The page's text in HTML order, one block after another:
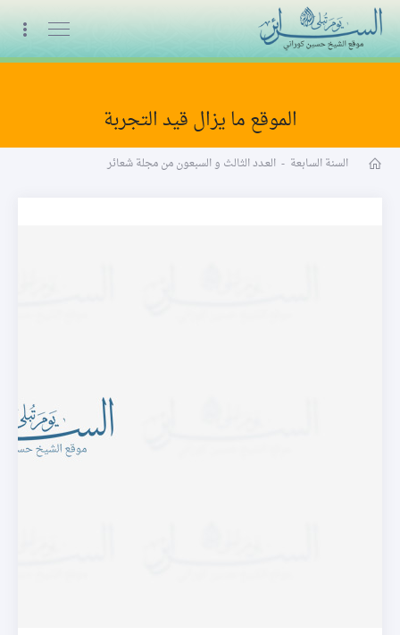
البث المباشر
الموقع ما يزال قيد التجربة
السنة السابعة - العـدد الثالث و السبعون من مجلة شعائر